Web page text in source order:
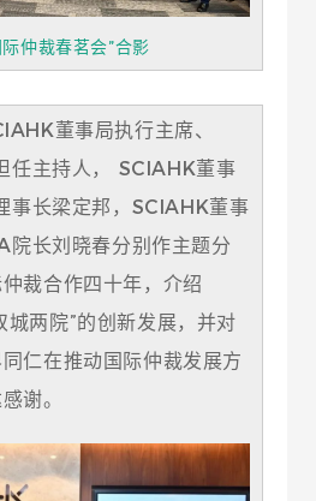
际仲裁春茗会”合影
董事局执行主席、
任主持人， SCIAHK董事
事长梁定邦，SCIAHK董事
院长刘晓春分别作主题分
裁合作四十年，介绍
两院”的创新发展，并对
仁在推动国际仲裁发展方
谢。